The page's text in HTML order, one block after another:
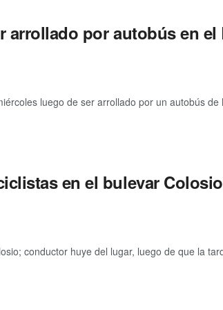
por autobús en el
luego de ser arrollado por un autobús
en el bulevar
conductor huye del lugar, luego de que la